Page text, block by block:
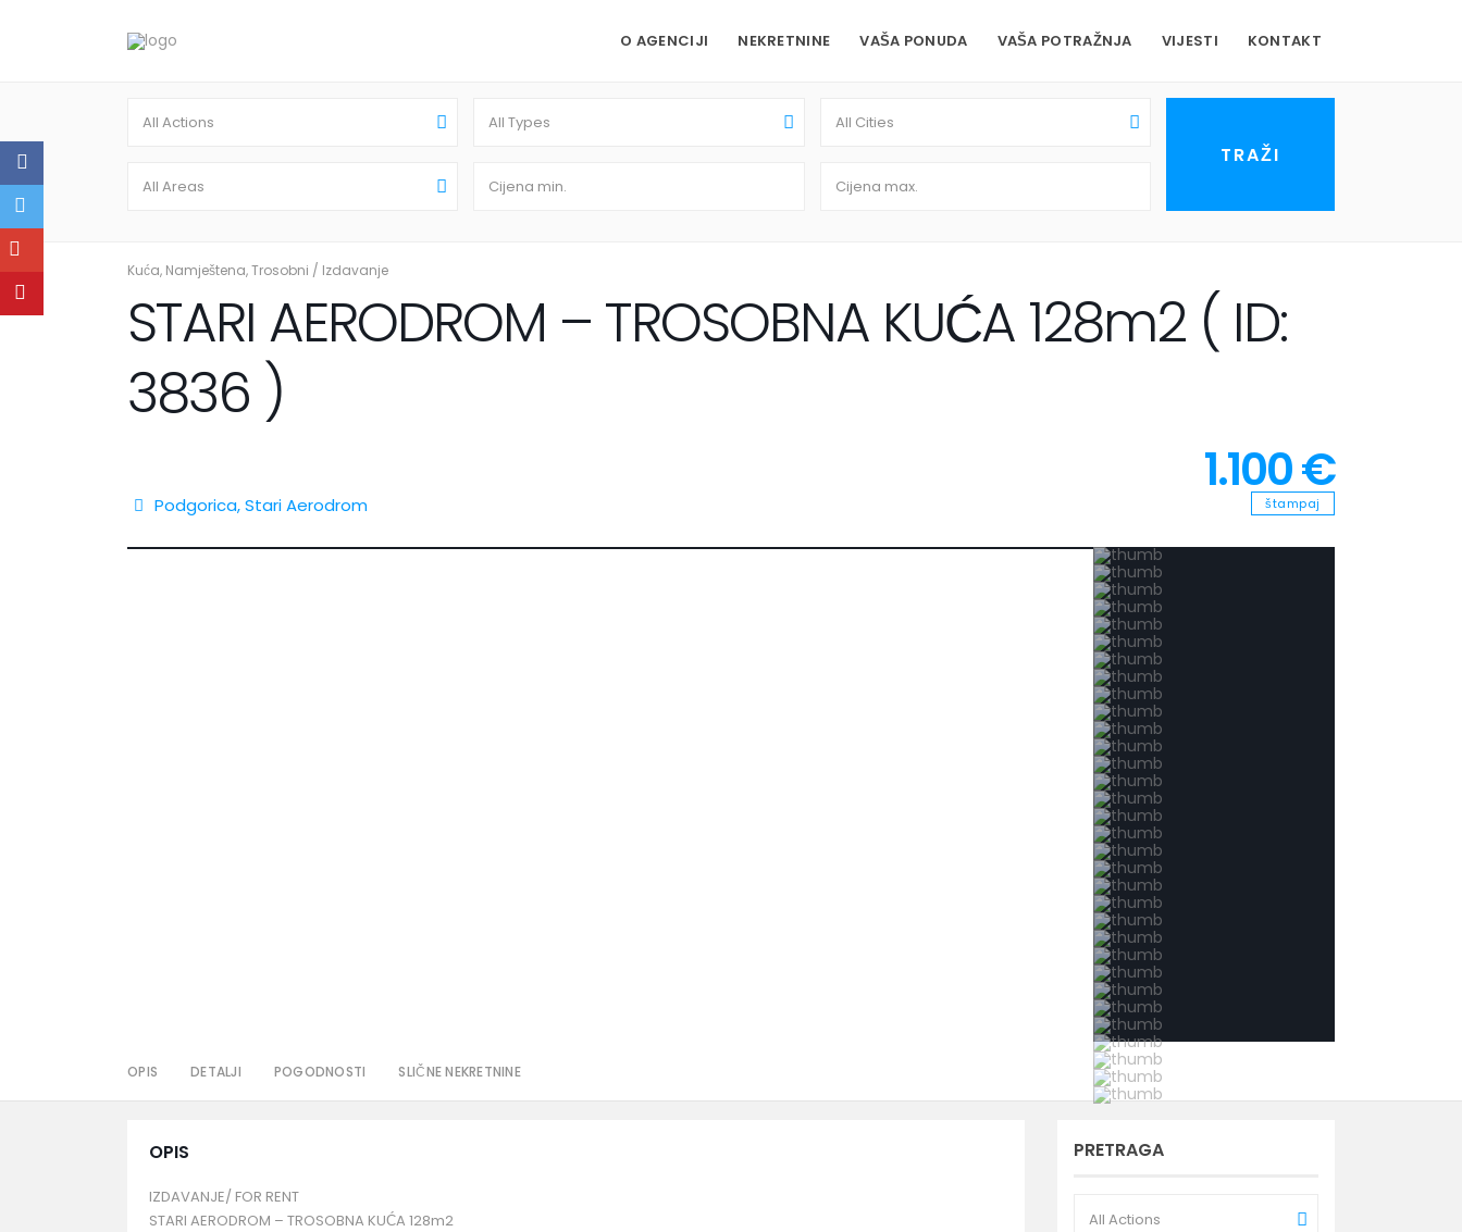
O AGENCIJI NEKRETNINE VAŠA PONUDA VAŠA POTRAŽNJA VIJESTI KONTAKT
All Actions All Types All Cities
All Areas
Kuća, Namještena,Trosobni / Izdavanje
STARI AERODROM – TROSOBNA KUĆA 128m2 ( ID:
3836 )
1.100 €
Podgorica,Stari Aerodrom štampaj
OPIS DETALJI POGODNOSTI SLIČNE NEKRETNINE
OPIS
IZDAVANJE/ FOR RENT
STARI AERODROM – TROSOBNA KUĆA 128m2
PRETRAGA
All Actions